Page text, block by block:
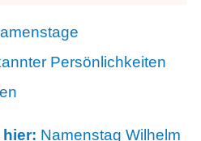
Persönlichkeiten
Namenstag Wilhelm